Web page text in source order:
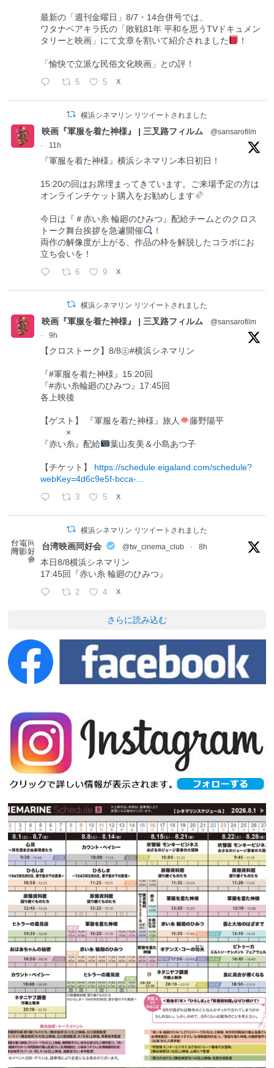
最新の「週刊金曜日」8/7・14合併号では、
ワタナベアキラ氏の「敗戦81年 平和を思うTVドキュメン
タリーと映画」にて文章を割いて紹介されました
！
「愉快で立派な民俗文化映画」との評！
5 5 X
横浜シネマリン リツイートされました
映画『軍服を着た神様』 | 三叉路フィルム
@sansarofilm
·
11h
『軍服を着た神様』横浜シネマリン本日初日！
15:20の回はお席埋まってきています。ご来場予定の方は
オンラインチケット購入をお勧めします
今日は『＃赤い糸 輪廻のひみつ』配給チームとのクロス
トーク舞台挨拶を急遽開催
！
両作の解像度が上がる、作品の枠を解脱したコラボにお
立ち会いを！
6 9 X
横浜シネマリン リツイートされました
映画『軍服を着た神様』 | 三叉路フィルム
@sansarofilm
·
9h
【クロストーク】8/8㊏#横浜シネマリン
『#軍服を着た神様』15:20回
『#赤い糸輪廻のひみつ』17:45回
各上映後
【ゲスト】 『軍服を着た神様』旅人
藤野陽平
×
『赤い糸』配給
葉山友美＆小島あつ子
【チケット】 https://schedule.eigaland.com/schedule?
webKey=4d6c9e5f-bcca-...
3 5 X
横浜シネマリン リツイートされました
台湾映画同好会 @tw_cinema_club · 8h
本日8/8横浜シネマリン
17:45回『赤い糸 輪廻のひみつ』
2 4 X
さらに読み込む